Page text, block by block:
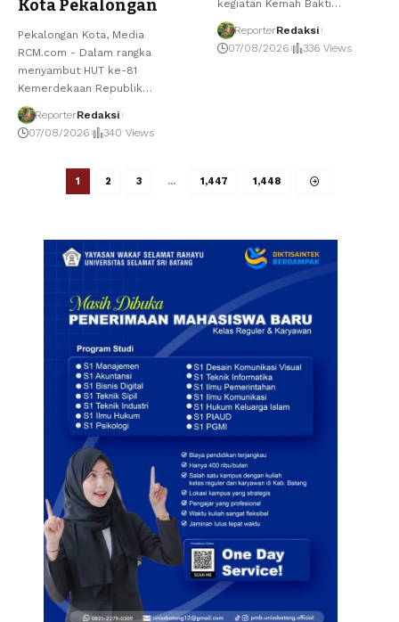
Kota Pekalongan
Pekalongan Kota, Media
RCM.com - Dalam rangka
menyambut HUT ke-81
Kemerdekaan Republik…
ReporterRedaksi
07/08/2026
340 Views
kegiatan Kemah Bakti…
ReporterRedaksi
07/08/2026
336 Views
1 2 3 … 1,447 1,448